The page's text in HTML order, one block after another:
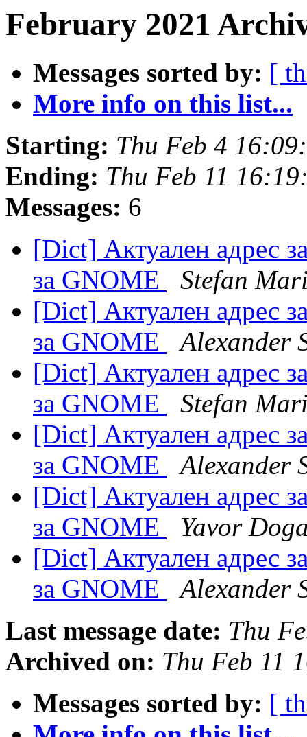
February 2021
Messages sorted by: [
More info on this list...
Starting: Thu Feb 4
Ending: Thu Feb 11
Messages: 6
[Dict] Актуален адрес
за GNOME
Stefan
[Dict] Актуален адрес
за GNOME
Alexander
[Dict] Актуален адрес
за GNOME
Stefan
[Dict] Актуален адрес
за GNOME
Alexander
[Dict] Актуален адрес
за GNOME
Yavor
[Dict] Актуален адрес
за GNOME
Alexander
Last message date: Thu
Archived on: Thu Feb 11
Messages sorted by: [